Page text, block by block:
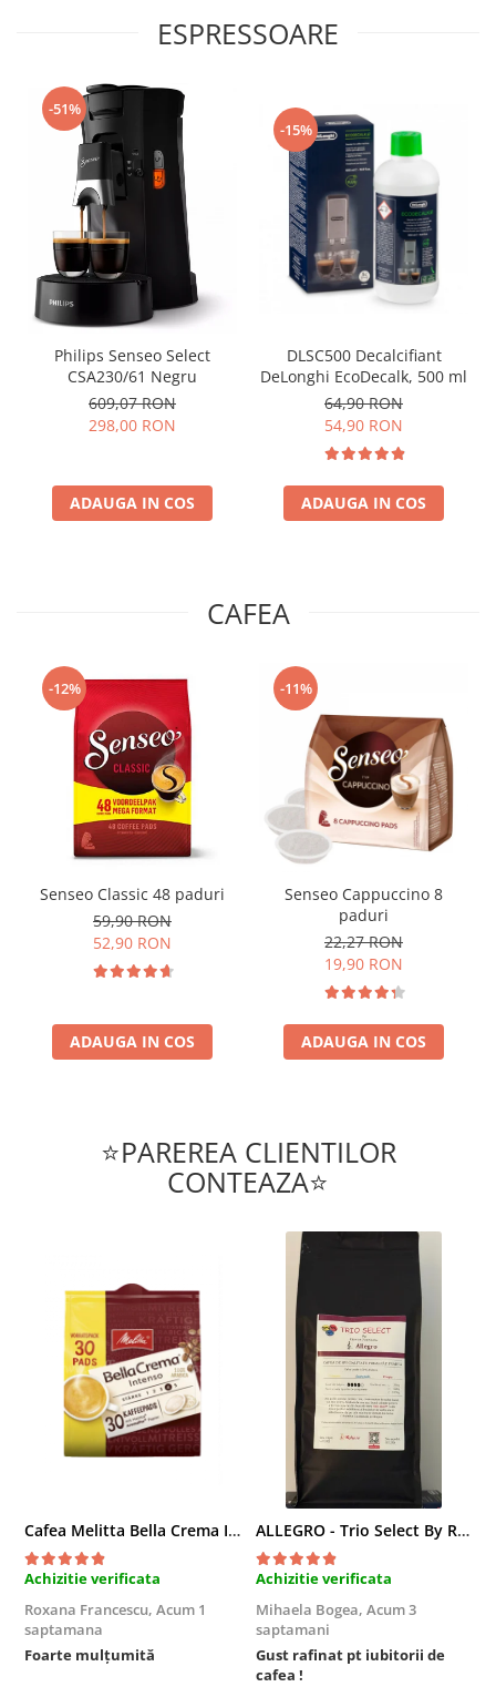
ESPRESSOARE
-51%
Philips Senseo Select
CSA230/61 Negru
609,07 RON
298,00 RON
ADAUGA IN COS
-15%
DLSC500 Decalcifiant
DeLonghi EcoDecalk, 500 ml
64,90 RON
54,90 RON
ADAUGA IN COS
CAFEA
-12%
Senseo Classic 48 paduri
59,90 RON
52,90 RON
ADAUGA IN COS
-11%
Senseo Cappuccino 8
paduri
22,27 RON
19,90 RON
ADAUGA IN COS
⭐PAREREA CLIENTILOR
CONTEAZA⭐
Cafea Melitta Bella Crema Intenso, 30 paduri, compatibile Senseo
Achizitie verificata
Roxana Francescu, Acum 1
saptamana
Foarte mulțumită
ALLEGRO - Trio Select By Razvan Paunescu, 1 kg, 100% Arabica, (Columbia, Guatemala, Etiopia)
Achizitie verificata
Mihaela Bogea, Acum 3
saptamani
Gust rafinat pt iubitorii de
cafea !